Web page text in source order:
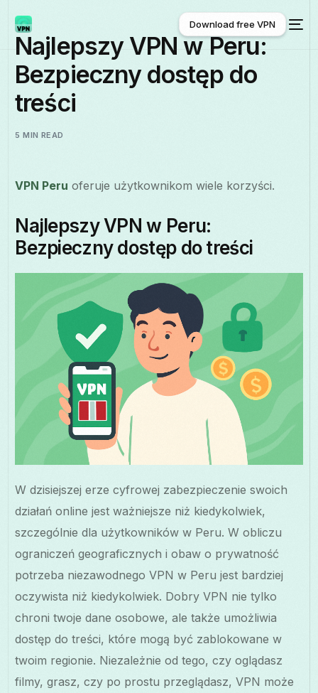
Polski
Download free VPN
Download free VPN
Najlepszy VPN w Peru:
Bezpieczny dostęp do
treści
5 MIN READ
VPN Peru oferuje użytkownikom wiele korzyści.
Najlepszy VPN w Peru:
Bezpieczny dostęp do treści
W dzisiejszej erze cyfrowej zabezpieczenie swoich
działań online jest ważniejsze niż kiedykolwiek,
szczególnie dla użytkowników w Peru. W obliczu
ograniczeń geograficznych i obaw o prywatność
potrzeba niezawodnego VPN w Peru jest bardziej
oczywista niż kiedykolwiek. Dobry VPN nie tylko
chroni twoje dane osobowe, ale także umożliwia
dostęp do treści, które mogą być zablokowane w
twoim regionie. Niezależnie od tego, czy oglądasz
filmy, grasz, czy po prostu przeglądasz, VPN może